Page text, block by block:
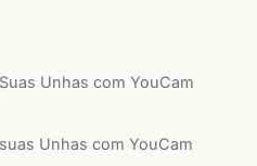
Unhas com YouCam
Unhas com YouCam